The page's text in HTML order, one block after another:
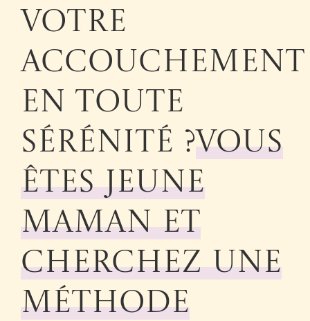
votre
accouchement
en toute
sérénité ?Vous
êtes jeune
maman et
cherchez une
méthode